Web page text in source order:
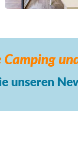
unseren